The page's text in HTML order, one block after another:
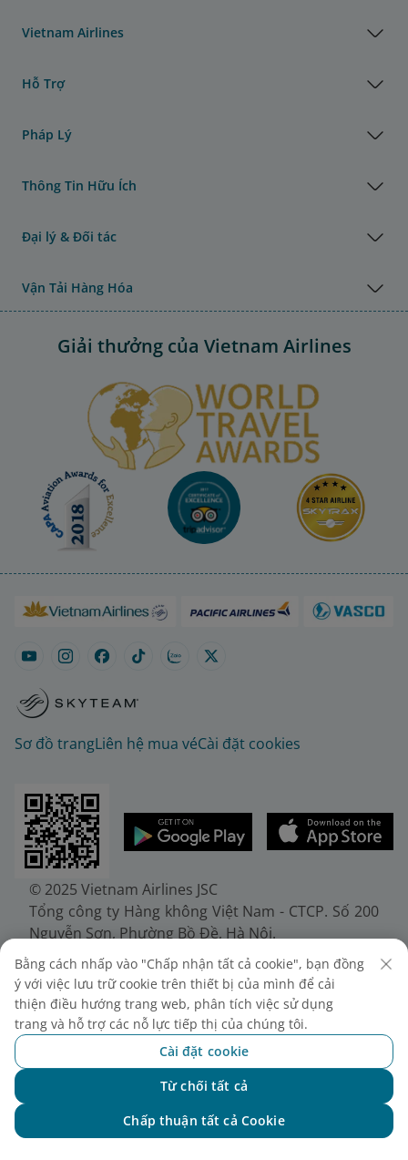
Vietnam Airlines
Hỗ Trợ
Pháp Lý
Thông Tin Hữu Ích
Đại lý & Đối tác
Vận Tải Hàng Hóa
Giải thưởng của Vietnam Airlines
Sơ đồ trangLiên hệ mua véCài đặt cookies
© 2025 Vietnam Airlines JSC
Tổng công ty Hàng không Việt Nam - CTCP. Số 200
Nguyễn Sơn, Phường Bồ Đề, Hà Nội.
Điện thoại: (+84-24) 38272289. Fax: (+84-24)
38722375
Giấy chứng nhận đăng ký doanh nghiệp, mã số
doanh nghiệp 0100107518, đăng ký lần đầu ngày
30/6/2010, đăng ký thay đổi lần thứ 10 ngày
24/7/2025, cấp bởi Sở Tài chính Thành phố Hà Nội.
Bằng cách nhấp vào "Chấp nhận tất cả cookie", bạn đồng
ý với việc lưu trữ cookie trên thiết bị của mình để cải
thiện điều hướng trang web, phân tích việc sử dụng
trang và hỗ trợ các nỗ lực tiếp thị của chúng tôi.
Cài đặt cookie
Từ chối tất cả
Chấp thuận tất cả Cookie